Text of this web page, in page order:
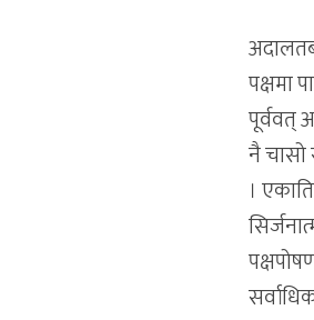
पक्षमा
पूर्ववत्
नै चासो
।